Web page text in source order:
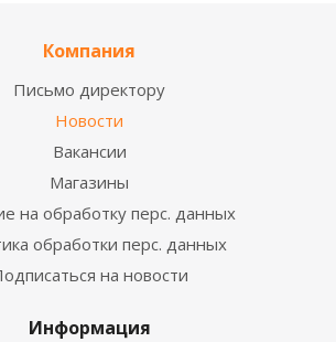
Компания
Письмо директору
Новости
Вакансии
Магазины
на обработку перс. данных
обработки перс. данных
на новости
Информация